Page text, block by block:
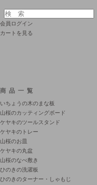
会員ログイン
カートを見る
商品一覧
いちょうの木のまな板
山桜のカッティングボード
ケヤキのツールスタンド
ケヤキのトレー
山桜のお皿
ケヤキの丸盆
山桜のなべ敷き
ひのきの洗濯板
ひのきのターナー・しゃもじ